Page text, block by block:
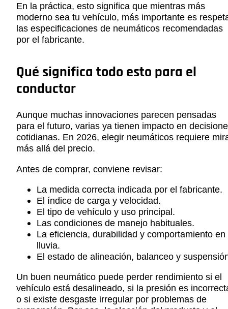
En la práctica, esto significa que mientras más
moderno sea tu vehículo, más importante es
las especificaciones de neumáticos recomendadas
por el fabricante.
Qué significa todo esto para el
conductor
Aunque muchas innovaciones parecen pensadas
para el futuro, varias ya tienen impacto en
cotidianas. En 2026, elegir neumáticos requiere
más allá del precio.
Antes de comprar, conviene revisar:
La medida correcta indicada por el fabricante.
El índice de carga y velocidad.
El tipo de vehículo y uso principal.
Las condiciones de manejo habituales.
La eficiencia, durabilidad y comportamiento en
lluvia.
El estado de alineación, balanceo y
Un buen neumático puede perder rendimiento si el
vehículo está desalineado, si la presión es
o si existe desgaste irregular por problemas de